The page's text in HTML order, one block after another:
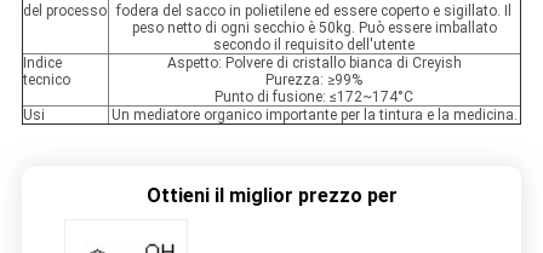
del processo
fodera del sacco in polietilene ed essere coperto e sigillato. Il
peso netto di ogni secchio è 50kg. Può essere imballato
secondo il requisito dell'utente
Indice
tecnico
Aspetto: Polvere di cristallo bianca di Creyish
Purezza: ≥99%
Punto di fusione: ≤172~174°C
Usi
Un mediatore organico importante per la tintura e la medicina.
Ottieni il miglior prezzo per